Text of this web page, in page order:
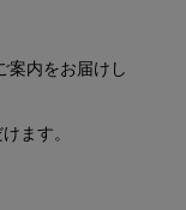
案内をお届けし
ます。